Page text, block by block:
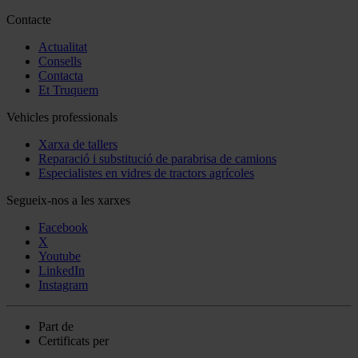
Contacte
Actualitat
Consells
Contacta
Et Truquem
Vehicles professionals
Xarxa de tallers
Reparació i substitució de parabrisa de camions
Especialistes en vidres de tractors agrícoles
Segueix-nos a les xarxes
Facebook
X
Youtube
LinkedIn
Instagram
Part de
Certificats per